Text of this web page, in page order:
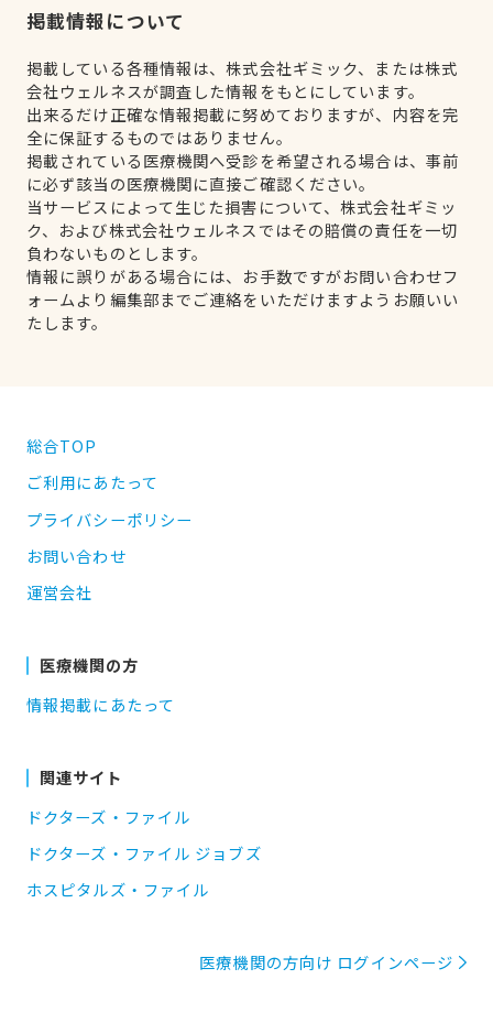
掲載情報について
掲載している各種情報は、株式会社ギミック、または株式
会社ウェルネスが調査した情報をもとにしています。
出来るだけ正確な情報掲載に努めておりますが、内容を完
全に保証するものではありません。
掲載されている医療機関へ受診を希望される場合は、事前
に必ず該当の医療機関に直接ご確認ください。
当サービスによって生じた損害について、株式会社ギミッ
ク、および株式会社ウェルネスではその賠償の責任を一切
負わないものとします。
情報に誤りがある場合には、お手数ですがお問い合わせフ
ォームより編集部までご連絡をいただけますようお願いい
たします。
総合TOP
ご利用にあたって
プライバシーポリシー
お問い合わせ
運営会社
医療機関の方
情報掲載にあたって
関連サイト
ドクターズ・ファイル
ドクターズ・ファイル ジョブズ
ホスピタルズ・ファイル
医療機関の方向け ログインページ